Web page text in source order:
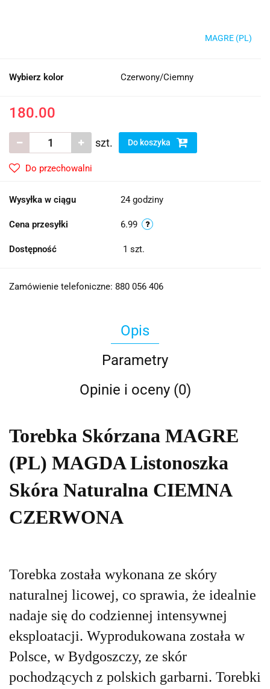
MAGRE (PL)
Wybierz kolor Czerwony/Ciemny
180.00
szt. Do koszyka
Do przechowalni
Wysyłka w ciągu 24 godziny
Cena przesyłki 6.99
Dostępność 1 szt.
Zamówienie telefoniczne: 880 056 406
Opis
Parametry
Opinie i oceny (0)
Torebka Skórzana MAGRE
(PL) MAGDA Listonoszka
Skóra Naturalna CIEMNA
CZERWONA
Torebka została wykonana ze skóry
naturalnej licowej, co sprawia, że idealnie
nadaje się do codziennej intensywnej
eksploatacji. Wyprodukowana została w
Polsce, w Bydgoszczy, ze skór
pochodzących z polskich garbarni. Torebki